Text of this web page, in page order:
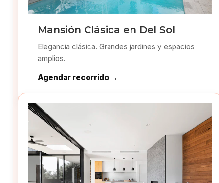
Mansión Clásica en Del Sol
Elegancia clásica. Grandes jardines y espacios
amplios.
Agendar recorrido →